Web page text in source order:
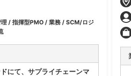
理 / 指揮型PMO / 業務 / SCM/ロジ
ドにて、サプライチェーンマ